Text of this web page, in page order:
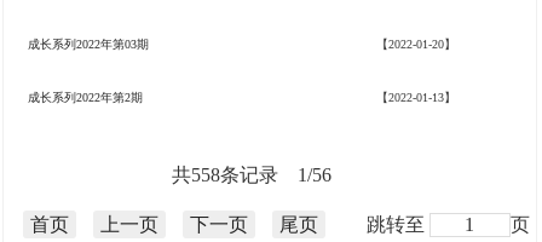
成长系列2022年第03期 【2022-01-20】
成长系列2022年第2期 【2022-01-13】
共558条记录 1/56
首页 上一页 下一页 尾页 跳转至 页